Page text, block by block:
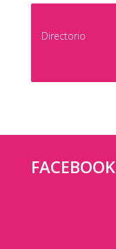
Directorio
FACEBOOK